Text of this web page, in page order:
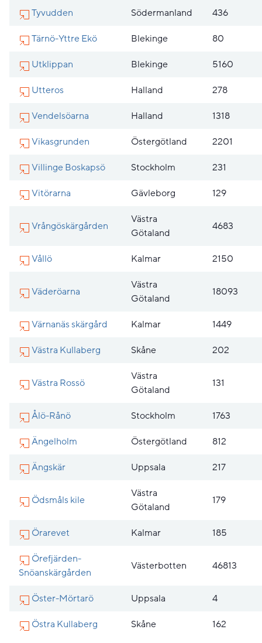
Tyvudden Södermanland 436
Tärnö-Yttre Ekö Blekinge 80
Utklippan Blekinge 5160
Utteros Halland 278
Vendelsöarna Halland 1318
Vikasgrunden Östergötland 2201
Villinge Boskapsö Stockholm 231
Vitörarna Gävleborg 129
Vrångöskärgården
Västra
Götaland
4683
Vållö Kalmar 2150
Väderöarna
Västra
Götaland
18093
Värnanäs skärgård Kalmar 1449
Västra Kullaberg Skåne 202
Västra Rossö
Västra
Götaland
131
Ålö-Rånö Stockholm 1763
Ängelholm Östergötland 812
Ängskär Uppsala 217
Ödsmåls kile
Västra
Götaland
179
Örarevet Kalmar 185
Örefjärden-
Snöanskärgården
Västerbotten 46813
Öster-Mörtarö Uppsala 4
Östra Kullaberg Skåne 162